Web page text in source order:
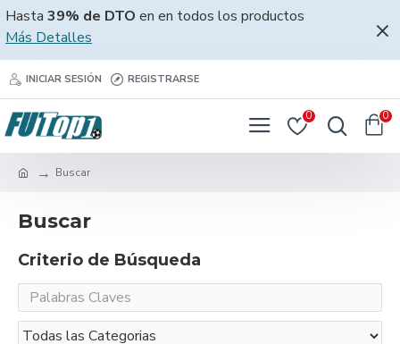
Hasta 39% de DTO en en todos los productos
Más Detalles
INICIAR SESIÓN REGISTRARSE
0 0
Buscar
Buscar
Criterio de Búsqueda